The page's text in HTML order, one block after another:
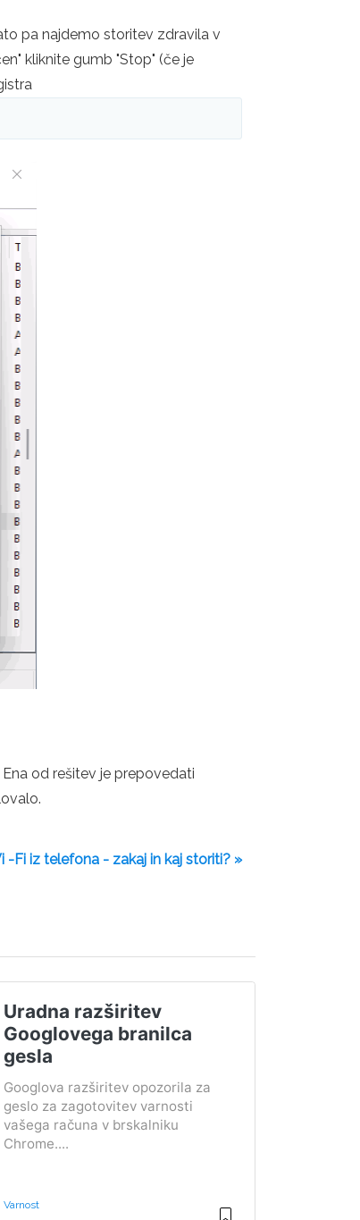
pa najdemo storitev zdravila v
kliknite gumb "Stop" (če je
od rešitev je prepovedati
-Fi iz telefona - zakaj in kaj storiti? »
Uradna razširitev
Googlovega branilca
gesla
Googlova razširitev opozorila za
geslo za zagotovitev varnosti
vašega računa v brskalniku
Chrome....
Varnost